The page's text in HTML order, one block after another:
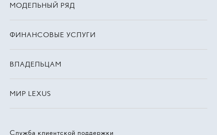
Служба клиентской поддержки
МОДЕЛЬНЫЙ РЯД
ФИНАНСОВЫЕ УСЛУГИ
ВЛАДЕЛЬЦАМ
МИР LEXUS